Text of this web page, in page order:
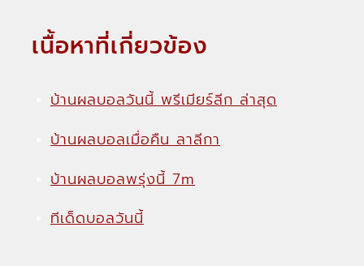
เนื้อหาที่เกี่ยวข้อง
บ้านผลบอลวันนี้ พรีเมียร์ลีก ล่าสุด
บ้านผลบอลเมื่อคืน ลาลีกา
บ้านผลบอลพรุ่งนี้ 7m
ทีเด็ดบอลวันนี้